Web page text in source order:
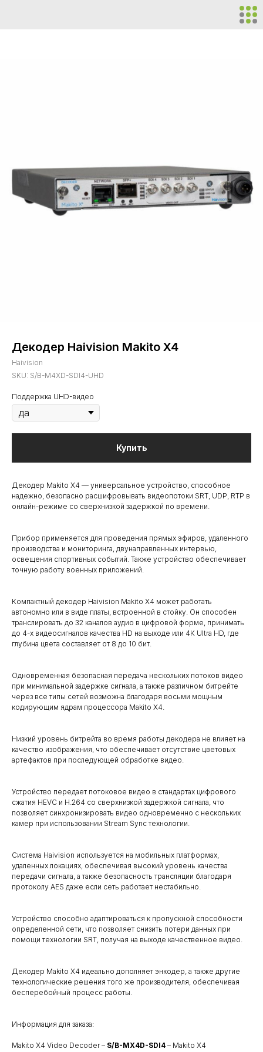
Декодер Haivision Makito X4
Haivision
SKU: S/B-M4XD-SDI4-UHD
Поддержка UHD-видео
Купить
Декодер Makito X4 — универсальное устройство, способное
надежно, безопасно расшифровывать видеопотоки SRT, UDP, RTP в
онлайн-режиме со сверхнизкой задержкой по времени.
Прибор применяется для проведения прямых эфиров, удаленного
производства и мониторинга, двунаправленных интервью,
освещения спортивных событий. Также устройство обеспечивает
точную работу военных приложений.
Компактный декодер Haivision Makito X4 может работать
автономно или в виде платы, встроенной в стойку. Он способен
транслировать до 32 каналов аудио в цифровой форме, принимать
до 4-х видеосигналов качества HD на выходе или 4К Ultra HD, где
глубина цвета составляет от 8 до 10 бит.
Одновременная безопасная передача нескольких потоков видео
при минимальной задержке сигнала, а также различном битрейте
через все типы сетей возможна благодаря восьми мощным
кодирующим ядрам процессора Makito X4.
Низкий уровень битрейта во время работы декодера не влияет на
качество изображения, что обеспечивает отсутствие цветовых
артефактов при последующей обработке видео.
Устройство передает потоковое видео в стандартах цифрового
сжатия HEVC и Н.264 со сверхнизкой задержкой сигнала, что
позволяет синхронизировать видео одновременно с нескольких
камер при использовании Stream Sync технологии.
Система Haivision используется на мобильных платформах,
удаленных локациях, обеспечивая высокий уровень качества
передачи сигнала, а также безопасность трансляции благодаря
протоколу AES даже если сеть работает нестабильно.
Устройство способно адаптироваться к пропускной способности
определенной сети, что позволяет снизить потери данных при
помощи технологии SRT, получая на выходе качественное видео.
Декодер Makito X4 идеально дополняет энкодер, а также другие
технологические решения того же производителя, обеспечивая
бесперебойный процесс работы.
Информация для заказа:
Makito X4 Video Decoder – S/B-MX4D-SDI4 – Makito X4